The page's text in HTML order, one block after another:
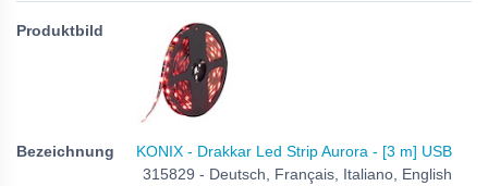
KONIX - Drakkar Led Strip Aurora - [3 m] USB
315829 - Deutsch, Français, Italiano, English